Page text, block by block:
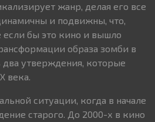
жанр, делая его все
и подвижны, что,
если бы это кино и вышло
образа зомби в
утверждения, которые
века.
ситуации, когда в начале
старого. До 2000-х в кино